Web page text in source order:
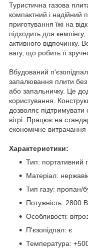
Туристична газова
компактний і надійний
приготування їжі на
підходить для
активного відпочинку.
вагу, що робить її
Вбудований
запалювання плити без
або запальничку. Це
користування.
дозволяє
вітрі. Працює на
економічне витрачання
Характеристики:
Тип: портативний
Матеріал:
Тип газу: пропан/
Потужність: 2800
Особливості:
П'єзопідпал: є
Температура: